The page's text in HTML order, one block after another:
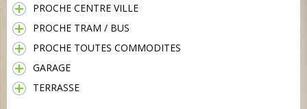
PROCHE CENTRE VILLE
PROCHE TRAM / BUS
PROCHE TOUTES COMMODITES
GARAGE
TERRASSE